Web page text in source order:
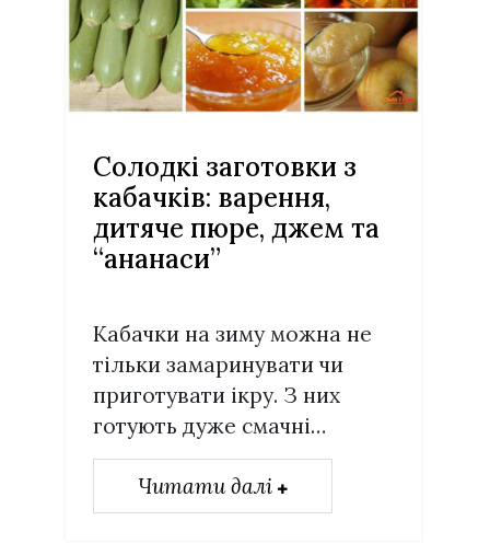
Солодкі заготовки з
кабачків: варення,
дитяче пюре, джем та
“ананаси”
Кабачки на зиму можна не
тільки замаринувати чи
приготувати ікру. З них
готують дуже смачні…
Читати далі